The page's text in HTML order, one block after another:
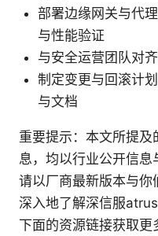
部署边缘网关与代
与性能验证
与安全运营团队对
制定变更与回滚计
与文档
重要提示：本文所提
息，均以行业公开信
请以厂商最新版本与你
深入地了解深信服
下面的资源链接获取